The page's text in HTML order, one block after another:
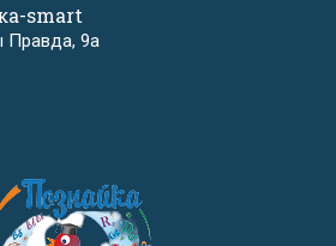
smart
Правда, 9а